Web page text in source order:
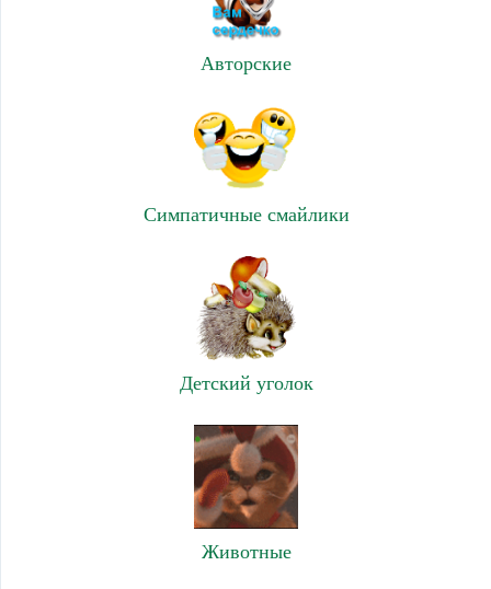
Авторские
Симпатичные смайлики
Детский уголок
Животные